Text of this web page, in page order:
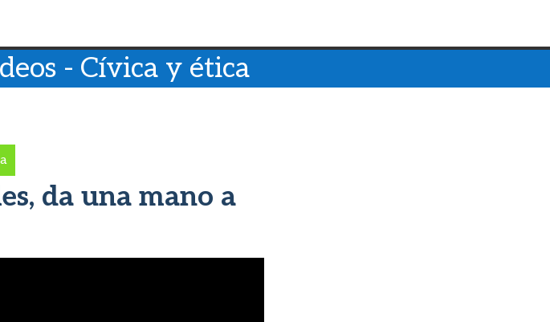
- Cívica y ética
da una mano a